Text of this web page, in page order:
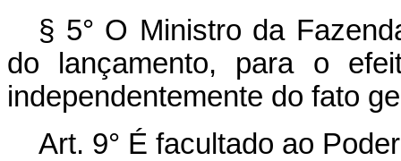
§ 5° O Ministro da
do lançamento, para o
independentemente do fato
Art. 9° É facultado ao